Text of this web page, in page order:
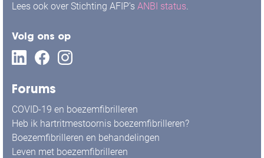
Lees ook over Stichting AFIP's ANBI status.
Volg ons op
Forums
COVID-19 en boezemfibrilleren
Heb ik hartritmestoornis boezemfibrilleren?
Boezemfibrilleren en behandelingen
Leven met boezemfibrilleren